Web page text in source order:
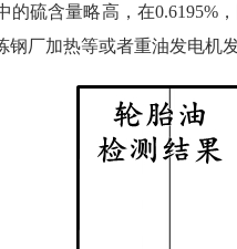
的硫含量略高，在0.6195%
钢厂加热等或者重油发电机发